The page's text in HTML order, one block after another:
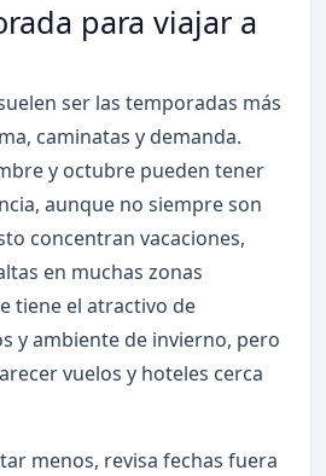
para viajar a
ser las temporadas más
caminatas y demanda.
y octubre pueden tener
aunque no siempre son
concentran vacaciones,
en muchas zonas
tiene el atractivo de
y ambiente de invierno, pero
vuelos y hoteles cerca
menos, revisa fechas fuera